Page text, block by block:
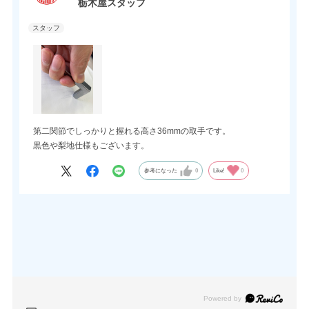
栃木屋スタッフ
第二関節でしっかりと握れる高さ36mmの取手です。
黒色や梨地仕様もございます。
参考になった 0 Like! 0
Powered by